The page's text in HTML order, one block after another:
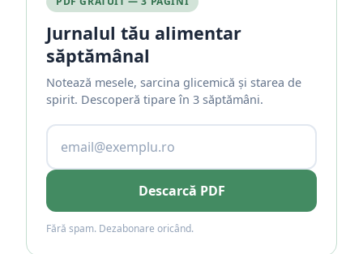
Jurnalul tău alimentar
săptămânal
Notează mesele, sarcina glicemică și starea de
spirit. Descoperă tipare în 3 săptămâni.
Descarcă PDF
Fără spam. Dezabonare oricând.